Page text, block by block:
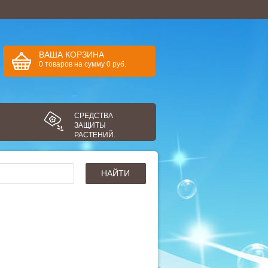
ВАША КОРЗИНА
0 товаров на сумму 0 руб.
СРЕДСТВА
ЗАЩИТЫ
РАСТЕНИЙ.
НАЙТИ